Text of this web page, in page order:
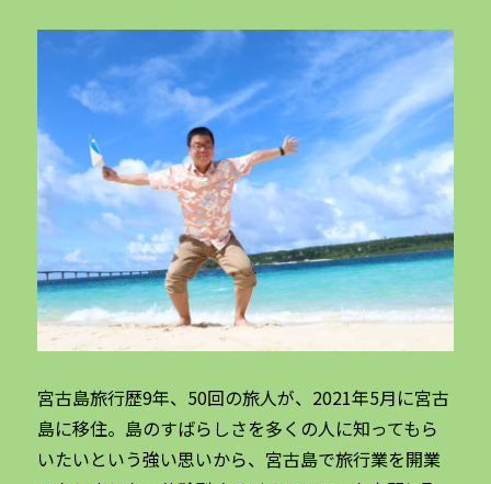
宮古島旅行歴9年、50回の旅人が、2021年5月に宮古
島に移住。島のすばらしさを多くの人に知ってもら
いたいという強い思いから、宮古島で旅行業を開業